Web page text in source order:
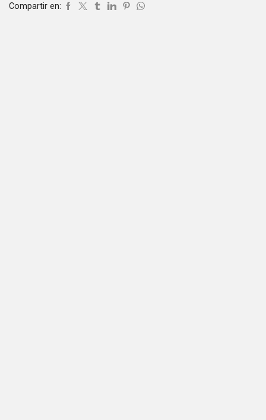
Compartir en: